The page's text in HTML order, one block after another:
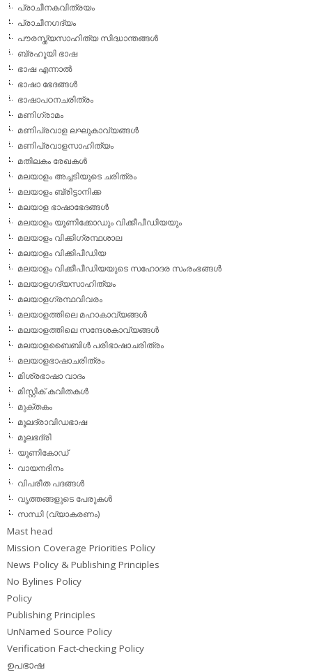
പ്രാചീനകവിത്രയം
പ്രാചീനഗദ്യം
പൗരസ്ത്യസാഹിത്യ സിദ്ധാന്തങ്ങള്‍
ബ്രഹൂയി ഭാഷ
ഭാഷ എന്നാല്‍
ഭാഷാ ഭേദങ്ങള്‍
ഭാഷാപഠനചരിത്രം
മണിഗ്രാമം
മണിപ്രവാള ലഘുകാവ്യങ്ങള്‍
മണിപ്രവാളസാഹിത്യം
മതിലകം രേഖകള്‍
മലയാളം അച്ചടിയുടെ ചരിത്രം
മലയാളം ബ്രിട്ടാനിക്ക
മലയാള ഭാഷാഭേദങ്ങള്‍
മലയാളം യൂണിക്കോഡും വിക്കീപീഡിയയും
മലയാളം വിക്കിഗ്രന്ഥശാല
മലയാളം വിക്കിപീഡിയ
മലയാളം വിക്കീപീഡിയയുടെ സഹോദര സംരംഭങ്ങള്‍
മലയാളഗദ്യസാഹിത്യം
മലയാളഗ്രന്ഥവിവരം
മലയാളത്തിലെ മഹാകാവ്യങ്ങള്‍
മലയാളത്തിലെ സന്ദേശകാവ്യങ്ങള്‍
മലയാളബൈബിള്‍ പരിഭാഷാചരിത്രം
മലയാളഭാഷാചരിത്രം
മിശ്രഭാഷാ വാദം
മിസ്റ്റിക് കവിതകള്‍
മുക്തകം
മൂലദ്രാവിഡഭാഷ
മൂലഭദ്രി
യൂണികോഡ്
വായനദിനം
വിപരീത പദങ്ങള്‍
വൃത്തങ്ങളുടെ പേരുകള്‍
സന്ധി (വ്യാകരണം)
Mast head
Mission Coverage Priorities Policy
News Policy & Publishing Principles
No Bylines Policy
Policy
Publishing Principles
UnNamed Source Policy
Verification Fact-checking Policy
ഉപഭാഷ